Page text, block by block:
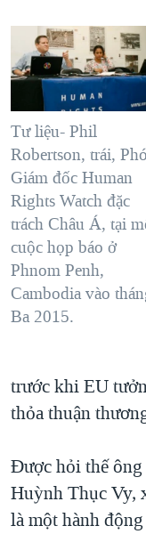
Tư liệu- Phil
Robertson, trái, Phó
Giám đốc Human
Rights Watch đặc
trách Châu Á, tại
cuộc họp báo ở
Phnom Penh,
Cambodia vào
Ba 2015.
trước khi EU
thỏa thuận
Được hỏi thế
Huỳnh Thục Vy,
là một hành